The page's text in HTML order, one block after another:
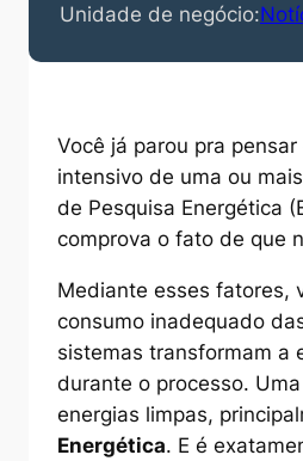
Unidade de negócio:
Você já parou pra
intensivo de uma ou
de Pesquisa Energética
comprova o fato de que
Mediante esses fatores,
consumo inadequado
sistemas transformam a
durante o processo.
energias limpas,
Energética. E é